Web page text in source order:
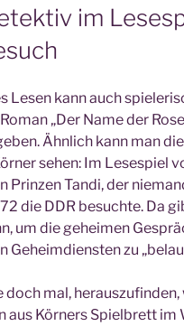
im
Lesen kann auch
„Der Name der
Ähnlich kann man
sehen: Im Lesespiel
Prinzen Tandi, der
die DDR besuchte. Da
um die geheimen
Geheimdiensten zu
doch mal,
aus Körners Spielbrett im